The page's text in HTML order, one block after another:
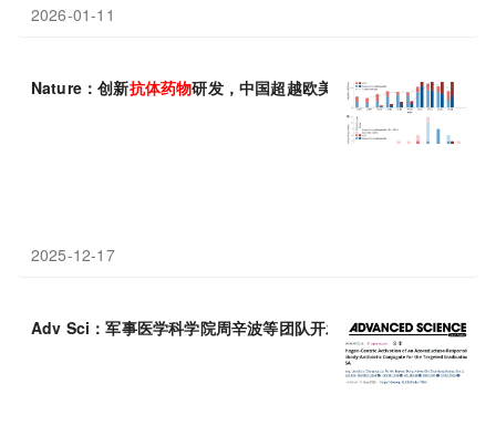
2026-01-11
Nature：创新抗体药物研发，中国超越欧美
2025-12-17
Adv Sci：军事医学科学院周辛波等团队开发出偶氮还原酶响应型